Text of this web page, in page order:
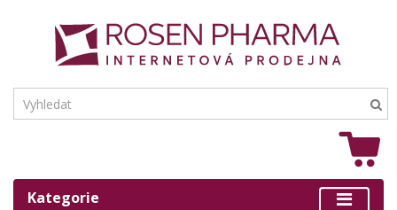
Kategorie